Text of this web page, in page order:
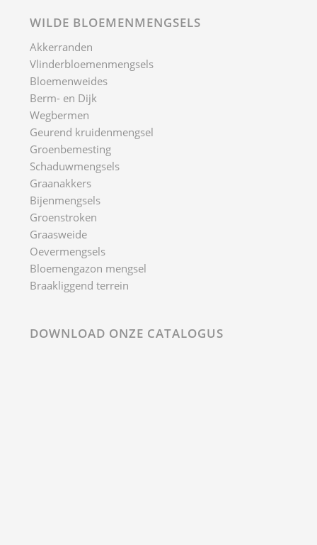
WILDE BLOEMENMENGSELS
Akkerranden
Vlinderbloemenmengsels
Bloemenweides
Berm- en Dijk
Wegbermen
Geurend kruidenmengsel
Groenbemesting
Schaduwmengsels
Graanakkers
Bijenmengsels
Groenstroken
Graasweide
Oevermengsels
Bloemengazon mengsel
Braakliggend terrein
DOWNLOAD ONZE CATALOGUS